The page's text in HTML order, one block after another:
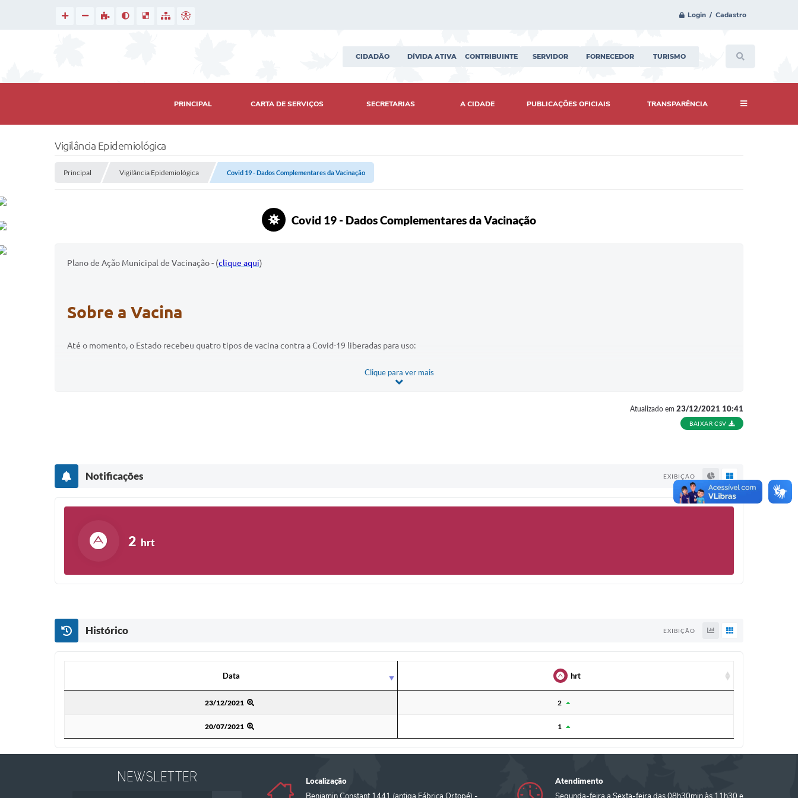
Login / Cadastro
CIDADÃO DÍVIDA ATIVA CONTRIBUINTE SERVIDOR FORNECEDOR TURISMO
PRINCIPAL CARTA DE SERVIÇOS SECRETARIAS A CIDADE PUBLICAÇÕES OFICIAIS TRANSPARÊNCIA
Vigilância Epidemiológica
Principal Vigilância Epidemiológica Covid 19 - Dados Complementares da Vacinação
Covid 19 - Dados Complementares da Vacinação
Plano de Ação Municipal de Vacinação - (clique aqui)
Sobre a Vacina
Até o momento, o Estado recebeu quatro tipos de vacina contra a Covid-19 liberadas para uso:
Coronavac
segunda dose do fármaco com um intervalo maior, chegando à taxa de proteção de 70% com um período de três semanas entre as doses.
Janssen
O principal diferencial da Janssen, da Johnson & Johnson, em relação aos demais já disponíveis é a necessidade de apenas uma dose, atingindo eficácia de até 85% para casos
graves da doença depois de 28 dias da aplicação. A eficácia global da vacina para casos leves, de acordo com a bula, é 67% em todos os indivíduos.
A vacina da Oxford/AstraZeneca, que tem no Brasil acordo com a Fiocruz, tem a segunda dose prevista para 12 semanas após a primeira.
Pfizer/Biontech
Clique para ver mais
Atualizado em 23/12/2021 10:41
BAIXAR CSV
Notificações EXIBIÇÃO
2 hrt
Histórico EXIBIÇÃO
Data hrt
23/12/2021 2
20/07/2021 1
NEWSLETTER
Localização
Atendimento